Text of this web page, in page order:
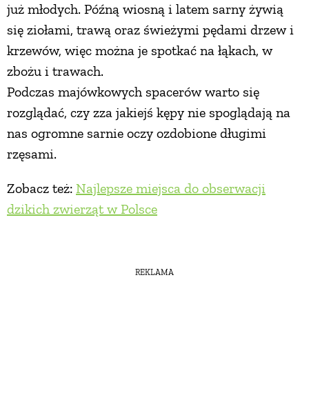
już młodych. Późną wiosną i latem sarny żywią
się ziołami, trawą oraz świeżymi pędami drzew i
krzewów, więc można je spotkać na łąkach, w
zbożu i trawach.
Podczas majówkowych spacerów warto się
rozglądać, czy zza jakiejś kępy nie spoglądają na
nas ogromne sarnie oczy ozdobione długimi
rzęsami.
Zobacz też: Najlepsze miejsca do obserwacji
dzikich zwierząt w Polsce
REKLAMA